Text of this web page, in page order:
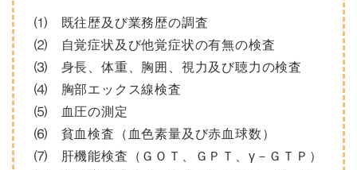
⑴ 既往歴及び業務歴の調査
⑵ 自覚症状及び他覚症状の有無の検査
⑶ 身長、体重、胸囲、視力及び聴力の検査
⑷ 胸部エックス線検査
⑸ 血圧の測定
⑹ 貧血検査（血色素量及び赤血球数）
⑺ 肝機能検査（ＧＯＴ、ＧＰＴ、γ－ＧＴＰ）